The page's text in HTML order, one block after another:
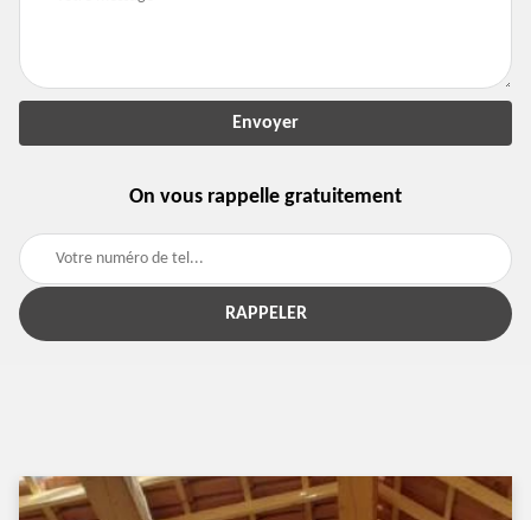
On vous rappelle gratuitement